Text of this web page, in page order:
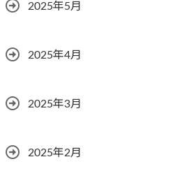
2025年5月
2025年4月
2025年3月
2025年2月